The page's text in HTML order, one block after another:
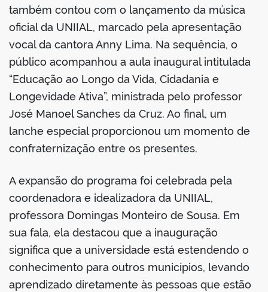
também contou com o lançamento da música
oficial da UNIIAL, marcado pela apresentação
vocal da cantora Anny Lima. Na sequência, o
público acompanhou a aula inaugural intitulada
“Educação ao Longo da Vida, Cidadania e
Longevidade Ativa”, ministrada pelo professor
José Manoel Sanches da Cruz. Ao final, um
lanche especial proporcionou um momento de
confraternização entre os presentes.
A expansão do programa foi celebrada pela
coordenadora e idealizadora da UNIIAL,
professora Domingas Monteiro de Sousa. Em
sua fala, ela destacou que a inauguração
significa que a universidade está estendendo o
conhecimento para outros municípios, levando
aprendizado diretamente às pessoas que estão